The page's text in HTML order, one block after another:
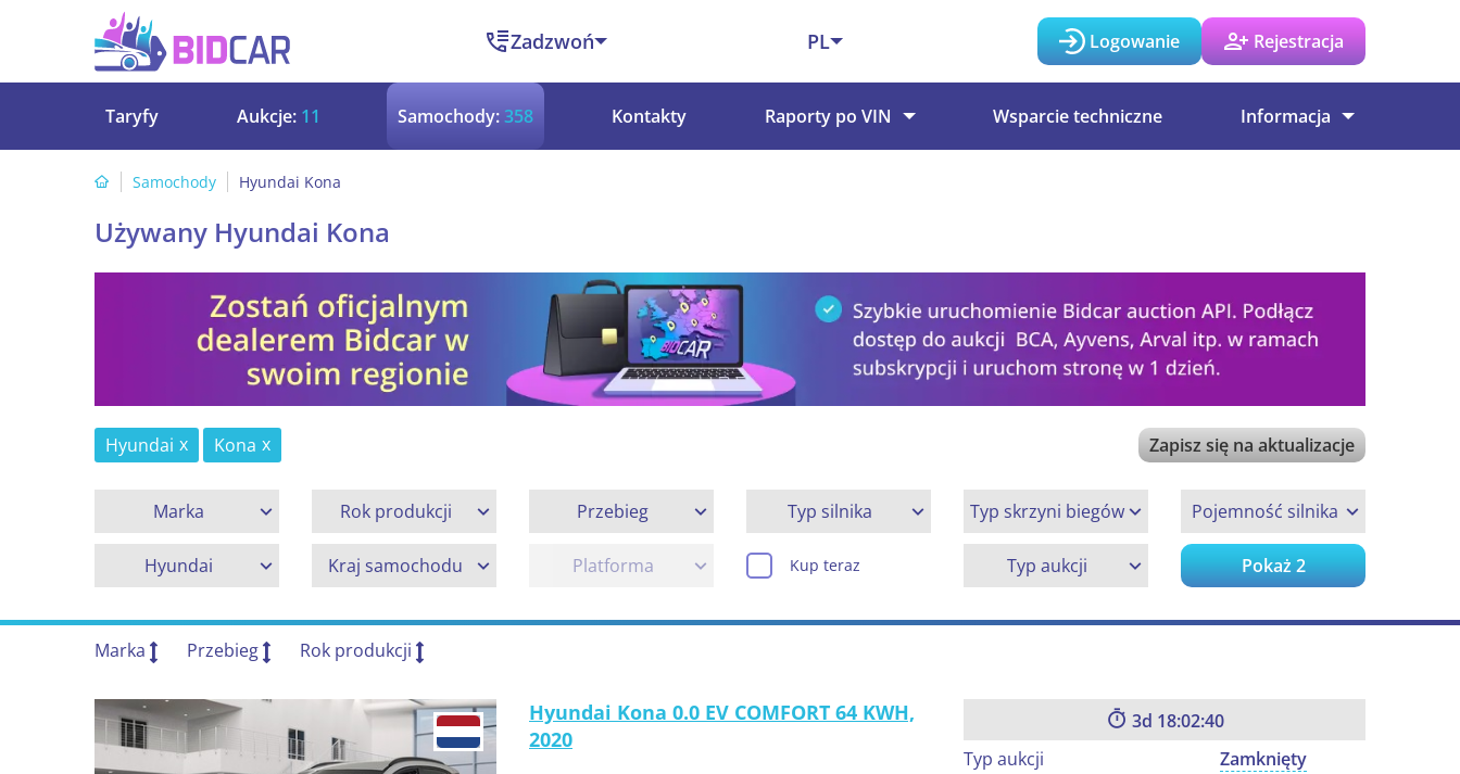
Zadzwoń PL Logowanie Rejestracja
Taryfy Aukcje: 11 Samochody:358 Kontakty Raporty po VIN Wsparcie techniczne Informacja
Samochody Hyundai Kona
Używany Hyundai Kona
Hyundai Kona Zapisz się na aktualizacje
Marka
Hyundai
Rok produkcji Przebieg Typ silnika Typ skrzyni biegów Pojemność silnika
Kraj samochodu Platforma Kup teraz Typ aukcji Pokaż2
Marka Przebieg Rok produkcji
Hyundai Kona 0.0 EV COMFORT 64 KWH,
2020
3
18:02:39
Typ aukcji
Zamknięty